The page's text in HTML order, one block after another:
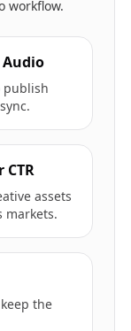
workflow.
Audio
publish
assets
markets.
the